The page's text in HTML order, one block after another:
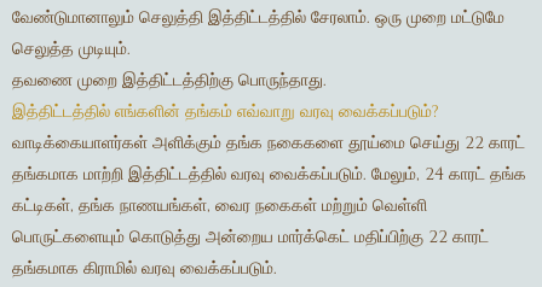
வேண்டுமானாலும் செலுத்தி இத்திட்டத்தில் சேரலாம். ஒரு முறை மட்டுமே
செலுத்த முடியும்.
தவணை முறை இத்திட்டத்திற்கு பொருந்தாது.
இத்திட்டத்தில் எங்களின் தங்கம் எவ்வாறு வரவு வைக்கப்படும்?
வாடிக்கையாளர்கள் அளிக்கும் தங்க நகைகளை தூய்மை செய்து 22 காரட்
தங்கமாக மாற்றி இத்திட்டத்தில் வரவு வைக்கப்படும். மேலும், 24 காரட் தங்க
கட்டிகள், தங்க நாணயங்கள், வைர நகைகள் மற்றும் வெள்ளி
பொருட்களையும் கொடுத்து அன்றைய மார்க்கெட் மதிப்பிற்கு 22 காரட்
தங்கமாக கிராமில் வரவு வைக்கப்படும்.
Gold
Women
Bangles
Men
Diamond
Silver